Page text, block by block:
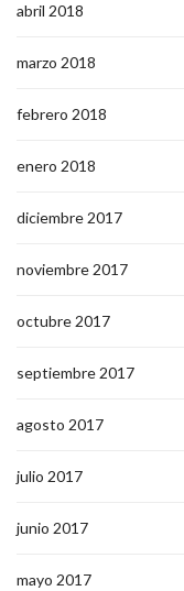
abril 2018
marzo 2018
febrero 2018
enero 2018
diciembre 2017
noviembre 2017
octubre 2017
septiembre 2017
agosto 2017
julio 2017
junio 2017
mayo 2017